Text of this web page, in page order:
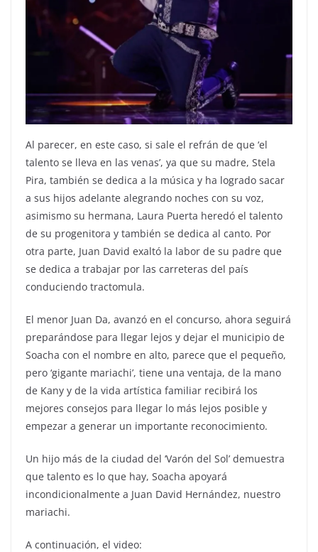
Al parecer, en este caso, si sale el refrán de que ‘el
talento se lleva en las venas’, ya que su madre, Stela
Pira, también se dedica a la música y ha logrado sacar
a sus hijos adelante alegrando noches con su voz,
asimismo su hermana, Laura Puerta heredó el talento
de su progenitora y también se dedica al canto. Por
otra parte, Juan David exaltó la labor de su padre que
se dedica a trabajar por las carreteras del país
conduciendo tractomula.
El menor Juan Da, avanzó en el concurso, ahora seguirá
preparándose para llegar lejos y dejar el municipio de
Soacha con el nombre en alto, parece que el pequeño,
pero ‘gigante mariachi’, tiene una ventaja, de la mano
de Kany y de la vida artística familiar recibirá los
mejores consejos para llegar lo más lejos posible y
empezar a generar un importante reconocimiento.
Un hijo más de la ciudad del ‘Varón del Sol’ demuestra
que talento es lo que hay, Soacha apoyará
incondicionalmente a Juan David Hernández, nuestro
mariachi.
A continuación, el video: